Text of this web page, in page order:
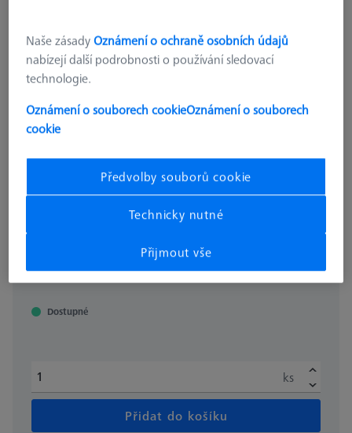
REFERENČNÍ ZNAČKY
Referenční značky 3,0 mm, bílé,
nekódované, s vysokou adhezní
silou, tepelně odolné, 3000 kusů
€ 180.00 bez DPH
Dostupné
ks
Přidat do košíku
Naše zásadyOznámení o ochraně osobních údajů
nabízejí další podrobnosti o používání sledovací
technologie.
Oznámení o souborech cookieOznámení o souborech
cookie
Předvolby souborů cookie
Technicky nutné
Přijmout vše